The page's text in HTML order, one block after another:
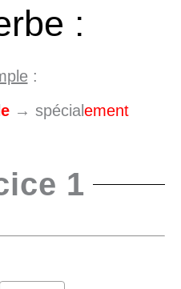
:
:
e → spécialement
1